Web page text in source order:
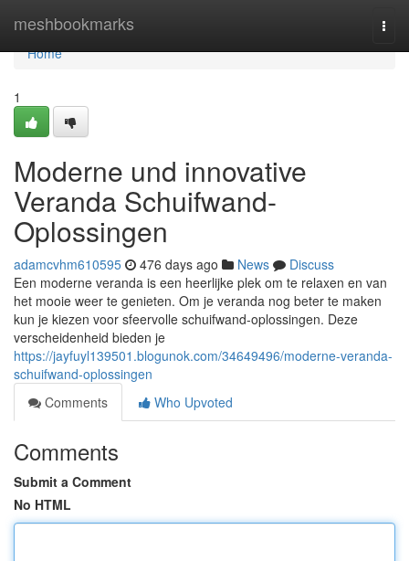
meshbookmarks
Home
Home
1
Moderne und innovative
Veranda Schuifwand-
Oplossingen
adamcvhm610595 476 days ago News
Discuss
Een moderne veranda is een heerlijke plek om te relaxen en van
het mooie weer te genieten. Om je veranda nog beter te maken
kun je kiezen voor sfeervolle schuifwand-oplossingen. Deze
verscheidenheid bieden je
https://jayfuyl139501.blogunok.com/34649496/moderne-veranda-
schuifwand-oplossingen
Comments
Who Upvoted
Comments
Submit a Comment
No HTML